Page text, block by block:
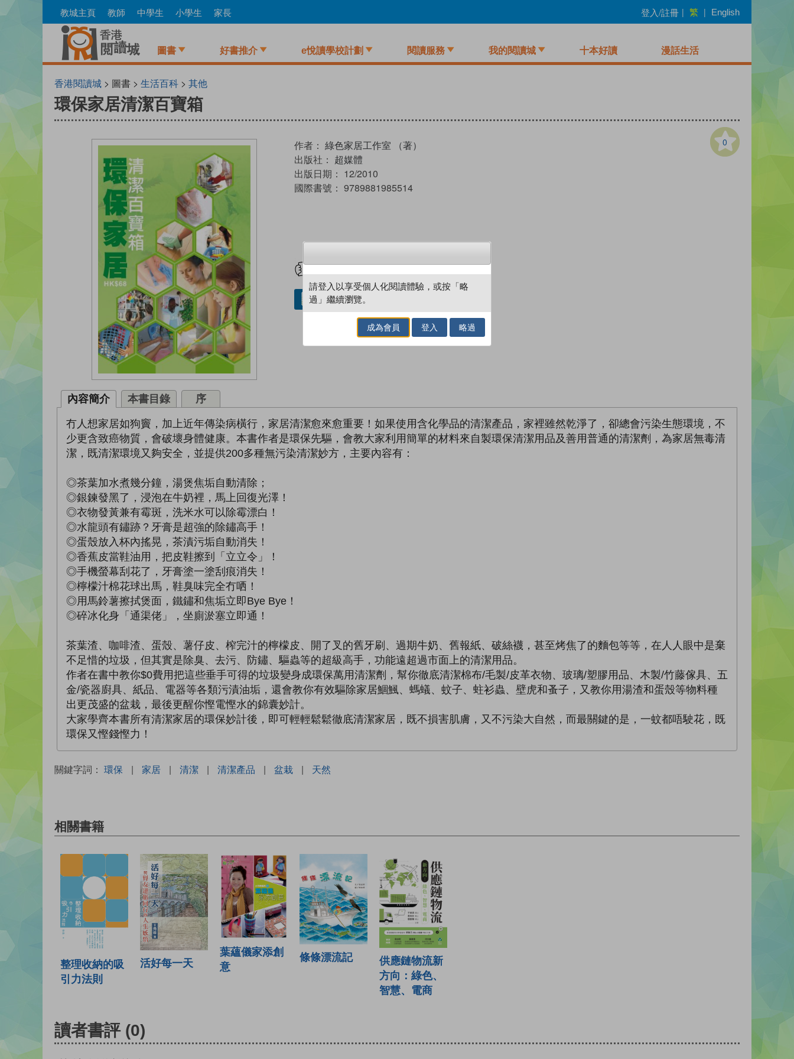
to
教城主頁 教師 中學生 小學生 家長 登入/註冊 | 繁 | English
圖書 好書推介 e悅讀學校計劃 閱讀服務 我的閱讀城 十本好讀 漫話生活
香港閱讀城 > 圖書 > 生活百科 > 其他
環保家居清潔百寶箱
0
作者： 綠色家居工作室 （著）
出版社： 超媒體
出版日期： 12/2010
國際書號： 9789881985514
借閱實體書
內容簡介 本書目錄 序
冇人想家居如狗竇，加上近年傳染病橫行，家居清潔愈來愈重要！如果使用含化學品的清潔產品，家裡雖然乾淨了，卻總會污染生態環境，不
少更含致癌物質，會破壞身體健康。本書作者是環保先驅，會教大家利用簡單的材料來自製環保清潔用品及善用普通的清潔劑，為家居無毒清
潔，既清潔環境又夠安全，並提供200多種無污染清潔妙方，主要內容有：
◎茶葉加水煮幾分鐘，湯煲焦垢自動清除；
◎銀鍊發黑了，浸泡在牛奶裡，馬上回復光澤！
◎衣物發黃兼有霉斑，洗米水可以除霉漂白！
◎水龍頭有鏽跡？牙膏是超強的除鏽高手！
◎蛋殼放入杯內搖晃，茶漬污垢自動消失！
◎香蕉皮當鞋油用，把皮鞋擦到「立立令」！
◎手機螢幕刮花了，牙膏塗一塗刮痕消失！
◎檸檬汁棉花球出馬，鞋臭味完全冇哂！
◎用馬鈴薯擦拭煲面，鐵鏽和焦垢立即Bye Bye！
◎碎冰化身「通渠佬」，坐廁淤塞立即通！
茶葉渣、咖啡渣、蛋殼、薯仔皮、榨完汁的檸檬皮、開了叉的舊牙刷、過期牛奶、舊報紙、破絲襪，甚至烤焦了的麵包等等，在人人眼中是棄
不足惜的垃圾，但其實是除臭、去污、防鏽、驅蟲等的超級高手，功能遠超過市面上的清潔用品。
作者在書中教你$0費用把這些垂手可得的垃圾變身成環保萬用清潔劑，幫你徹底清潔棉布/毛製/皮革衣物、玻璃/塑膠用品、木製/竹藤傢具、五
金/瓷器廚具、紙品、電器等各類污漬油垢，還會教你有效驅除家居鯝鯴、螞蟻、蚊子、蛀衫蟲、壁虎和蚤子，又教你用湯渣和蛋殼等物料種
出更茂盛的盆栽，最後更醒你慳電慳水的錦囊妙計。
大家學齊本書所有清潔家居的環保妙計後，即可輕輕鬆鬆徹底清潔家居，既不損害肌膚，又不污染大自然，而最關鍵的是，一蚊都唔駛花，既
環保又慳錢慳力！
關鍵字詞： 環保 | 家居 | 清潔 | 清潔產品 | 盆栽 | 天然
相關書籍
整理收納的吸
引力法則
活好每一天
葉蘊儀家添創
意
條條漂流記
供應鏈物流新
方向：綠色、
智慧、電商
讀者書評 (0)
請登入以享受個人化閱讀體驗，或按「略
過」繼續瀏覽。
成為會員 登入 略過